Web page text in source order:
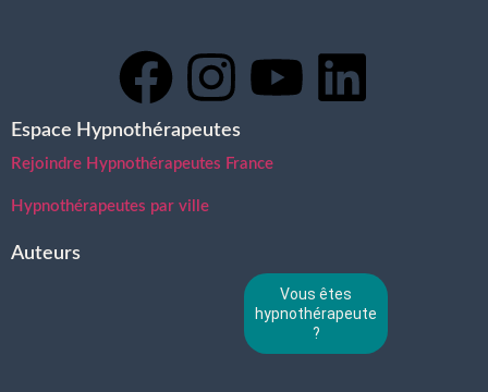
Espace Hypnothérapeutes
Rejoindre Hypnothérapeutes France
Hypnothérapeutes par ville
Auteurs
Vous êtes
hypnothérapeute
?